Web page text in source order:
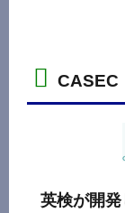
CASEC
英検が開